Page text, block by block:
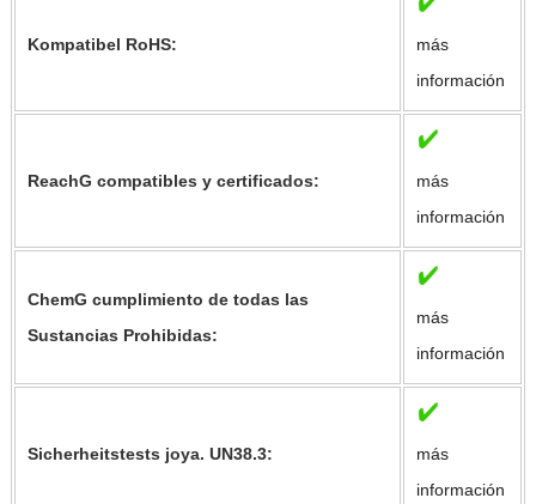
Kompatibel RoHS:
más
información
ReachG compatibles y certificados:
más
información
ChemG cumplimiento de todas las
Sustancias Prohibidas:
más
información
Sicherheitstests joya. UN38.3:
más
información